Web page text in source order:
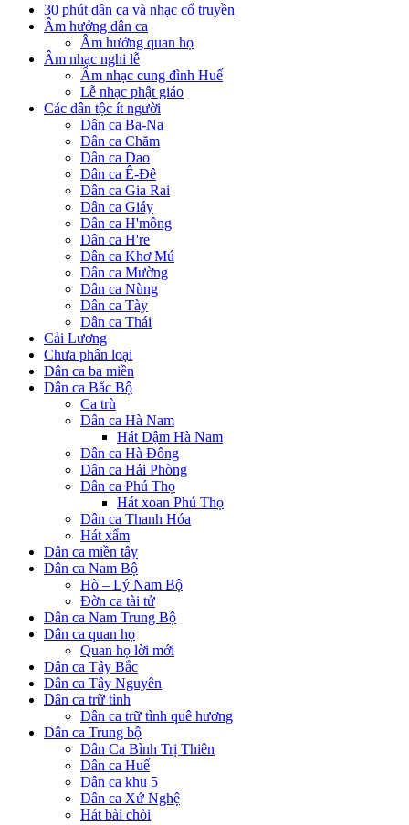
30 phút dân ca và nhạc cổ truyền
Âm hưởng dân ca
Âm hưởng quan họ
Âm nhạc nghi lễ
Âm nhạc cung đình Huế
Lễ nhạc phật giáo
Các dân tộc ít người
Dân ca Ba-Na
Dân ca Chăm
Dân ca Dao
Dân ca Ê-Đê
Dân ca Gia Rai
Dân ca Giáy
Dân ca H'mông
Dân ca H're
Dân ca Khơ Mú
Dân ca Mường
Dân ca Nùng
Dân ca Tày
Dân ca Thái
Cải Lương
Chưa phân loại
Dân ca ba miền
Dân ca Bắc Bộ
Ca trù
Dân ca Hà Nam
Hát Dậm Hà Nam
Dân ca Hà Đông
Dân ca Hải Phòng
Dân ca Phú Thọ
Hát xoan Phú Thọ
Dân ca Thanh Hóa
Hát xẩm
Dân ca miền tây
Dân ca Nam Bộ
Hò – Lý Nam Bộ
Đờn ca tài tử
Dân ca Nam Trung Bộ
Dân ca quan họ
Quan họ lời mới
Dân ca Tây Bắc
Dân ca Tây Nguyên
Dân ca trữ tình
Dân ca trữ tình quê hương
Dân ca Trung bộ
Dân Ca Bình Trị Thiên
Dân ca Huế
Dân ca khu 5
Dân ca Xứ Nghệ
Hát bài chòi